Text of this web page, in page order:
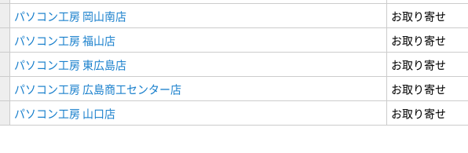
パソコン工房 岡山南店
お取り寄せ
パソコン工房 福山店
お取り寄せ
パソコン工房 東広島店
お取り寄せ
パソコン工房 広島商工センター店
お取り寄せ
パソコン工房 山口店 お取り寄せ